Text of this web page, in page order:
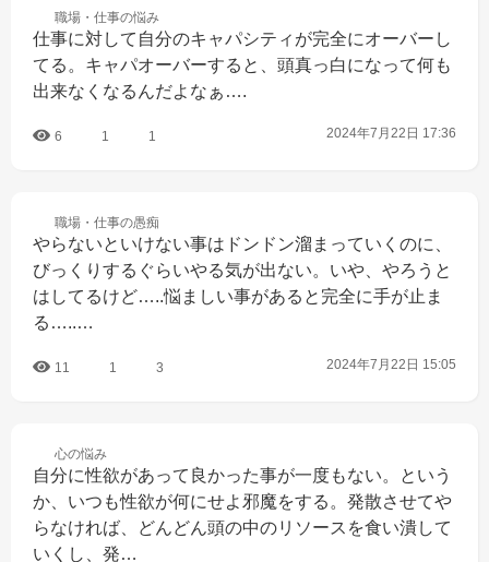
職場・仕事の悩み
仕事に対して自分のキャパシティが完全にオーバーし
てる。キャパオーバーすると、頭真っ白になって何も
出来なくなるんだよなぁ….
6 1 1 2024年7月22日 17:36
職場・仕事の愚痴
やらないといけない事はドンドン溜まっていくのに、
びっくりするぐらいやる気が出ない。いや、やろうと
はしてるけど…..悩ましい事があると完全に手が止ま
る…..…
11 1 3 2024年7月22日 15:05
心の悩み
自分に性欲があって良かった事が一度もない。という
か、いつも性欲が何にせよ邪魔をする。発散させてや
らなければ、どんどん頭の中のリソースを食い潰して
いくし、発…